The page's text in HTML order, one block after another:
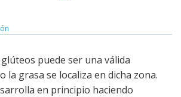
Leer más
puede ser una válida
la grasa se localiza en dicha zona.
en principio haciendo